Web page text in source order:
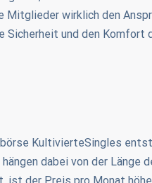
wirklich den
und den Komfort
KultivierteSingles
hängen dabei von der Länge